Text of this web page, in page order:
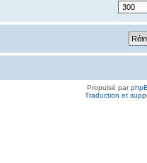
Propulsé par
Traduction et